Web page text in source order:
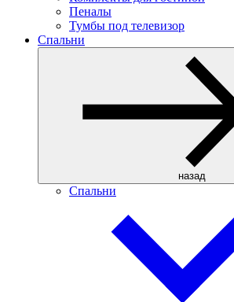
Пеналы
Тумбы под телевизор
Спальни
назад
Спальни